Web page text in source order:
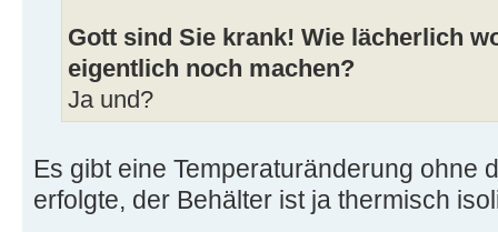
Gott sind Sie krank! Wie lächerlich
eigentlich noch machen?
Ja und?
Es gibt eine Temperaturänderung ohne
erfolgte, der Behälter ist ja thermisch